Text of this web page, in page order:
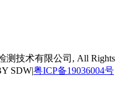
测技术有限公司, All Rights
SDW|粤ICP备19036004号